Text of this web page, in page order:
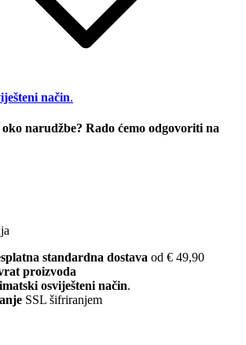
način.
narudžbe? Rado ćemo odgovoriti na
standardna dostava od € 49,90
proizvoda
osviješteni način.
SSL šifriranjem